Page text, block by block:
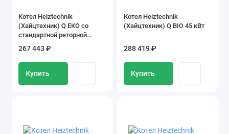
Котел Heiztechnik
(Хайцтехник) Q ЕКO со
стандартной реторной
267 443 ₽
Купить
Котел Heiztechnik
(Хайцтехник) Q BIO 45 кВт
288 419 ₽
Купить